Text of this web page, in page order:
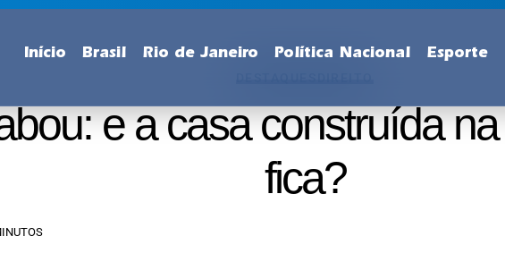
Início Brasil Rio de Janeiro Política Nacional Esporte
e a casa construída
fica?